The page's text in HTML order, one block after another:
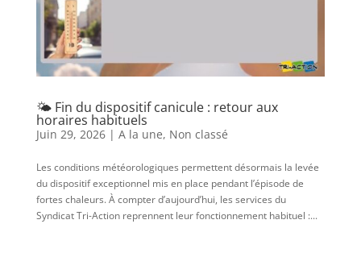
🌤️ Fin du dispositif canicule : retour aux
horaires habituels
Juin 29, 2026| A la une, Non classé
Les conditions météorologiques permettent désormais la levée
du dispositif exceptionnel mis en place pendant l’épisode de
fortes chaleurs. À compter d’aujourd’hui, les services du
Syndicat Tri-Action reprennent leur fonctionnement habituel :...